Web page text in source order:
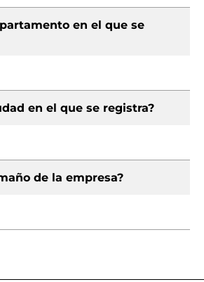
en el que se
en el que se registra?
de la empresa?